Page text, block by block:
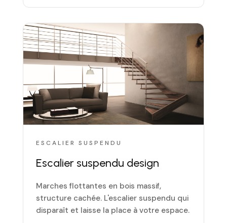
ESCALIER SUSPENDU
Escalier suspendu design
Marches flottantes en bois massif,
structure cachée. L'escalier suspendu qui
disparaît et laisse la place à votre espace.